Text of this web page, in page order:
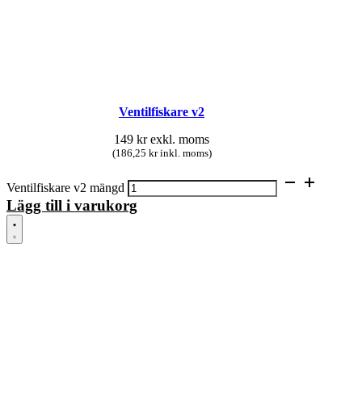
Ventilfiskare v2
149 kr exkl. moms
(186,25 kr inkl. moms)
Ventilfiskare v2 mängd
Lägg till i varukorg